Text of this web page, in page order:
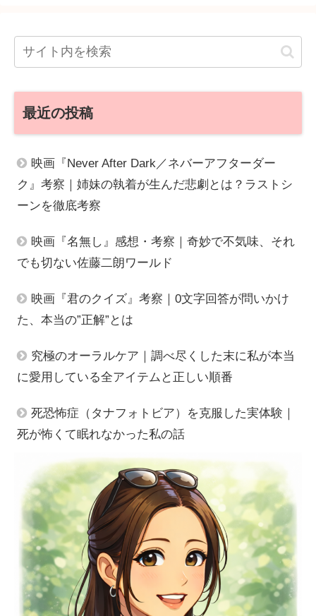
最近の投稿
映画『Never After Dark／ネバーアフターダー
ク』考察｜姉妹の執着が生んだ悲劇とは？ラストシ
ーンを徹底考察
映画『名無し』感想・考察｜奇妙で不気味、それ
でも切ない佐藤二朗ワールド
映画『君のクイズ』考察｜0文字回答が問いかけ
た、本当の”正解”とは
究極のオーラルケア｜調べ尽くした末に私が本当
に愛用している全アイテムと正しい順番
死恐怖症（タナフォトビア）を克服した実体験｜
死が怖くて眠れなかった私の話